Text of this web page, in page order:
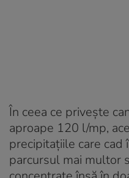
În ceea ce privește
aproape 120 l/mp,
precipitațiile care cad
parcursul mai multor